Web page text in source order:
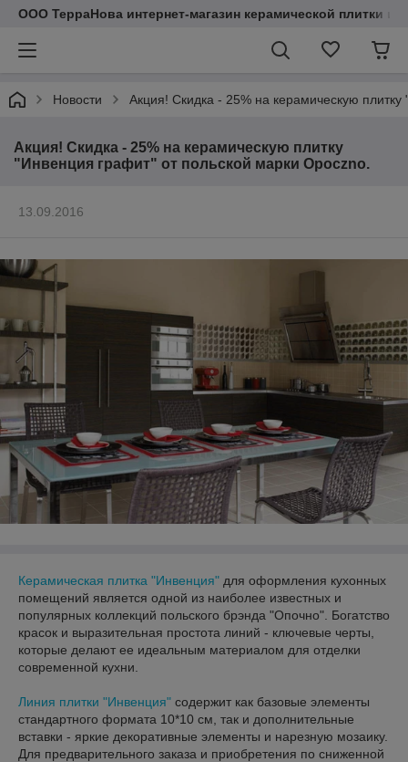
ООО ТерраНова интернет-магазин керамической плитки и
Новости Акция! Скидка - 25% на керамическую
Акция! Скидка - 25% на керамическую плитку
"Инвенция графит" от польской марки Opoczno.
13.09.2016
Керамическая плитка "Инвенция" для оформления кухонных
помещений является одной из наиболее известных и
популярных коллекций польского брэнда "Опочно". Богатство
красок и выразительная простота линий - ключевые черты,
которые делают ее идеальным материалом для отделки
современной кухни.
Линия плитки "Инвенция" содержит как базовые элементы
стандартного формата 10*10 см, так и дополнительные
вставки - яркие декоративные элементы и нарезную мозаику.
Для предварительного заказа и приобретения по сниженной